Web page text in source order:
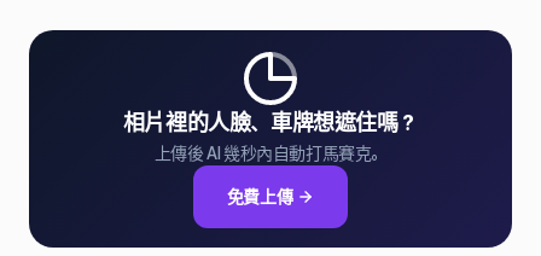
相片裡的人臉、車牌想遮住嗎？
上傳後 AI 幾秒內自動打馬賽克。
免費上傳